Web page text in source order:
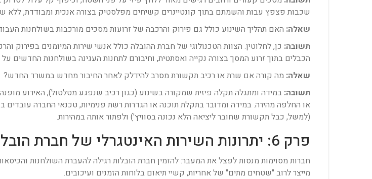
שכבות פצפץ עבות והשמתם בתוך קונטיינרים קשיחים מפלסטיק בצורה אנכית ומבודדת,
שאלה: האם תהליך השינוע כולל גם פירוק והרכבה של זרועות מסכים מורכבות בשולחנות
תשובה: כן, לחלוטין. הצוות הטכנולוגי של חברת ההובלה כולל אנשי שירות המיומנים בפירוק
הכבלים בתוך זרוע המסך בצורה נקייה ואסתטית, וחיבורם לתחנות העגינה בשולחנות החדשים
שאלה: מה קורה אם שרת או רכיב תקשורת מסרב להידלק לאחר החיבור מחדש במשרד החדש?
תשובה: במידה ומתגלה תקלה פיזית שמקורה בשינוע (כגון רכיב שנפגע מטלטול), האירוע
(למשל, כבל תקשורת שחובר ליציאה הלא נכונה בסוויץ') ולפתור אותה במהירות.
פרק 6: יתרונות השירות האינטגרלי של חברת הובלת משרדים מומחית
חברות מסוימות מנסות לפצל את המעבר: להזמין חברת הובלות רגילה להעברת השולחנות
מייצר לרוב "שטחים מתים" של אחריות, קשיי תיאום בלוחות הזמנים ועיכובים.